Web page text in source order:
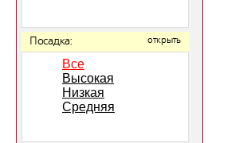
Посадка: открыть
Все
Высокая
Низкая
Средняя